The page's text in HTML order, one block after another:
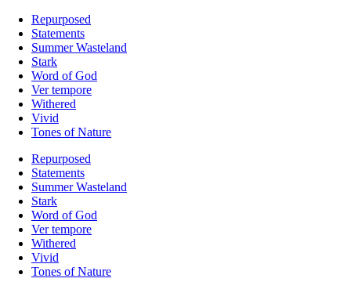
Repurposed
Statements
Summer Wasteland
Stark
Word of God
Ver tempore
Withered
Vivid
Tones of Nature
Repurposed
Statements
Summer Wasteland
Stark
Word of God
Ver tempore
Withered
Vivid
Tones of Nature